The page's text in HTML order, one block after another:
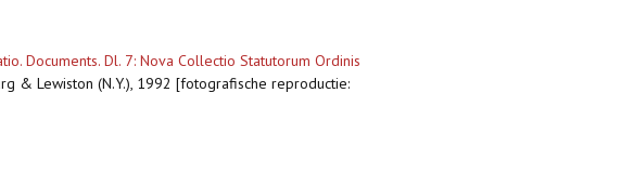
Documents. Dl. 7: Nova Collectio Statutorum Ordinis
& Lewiston (N.Y.), 1992 [fotografische reproductie: